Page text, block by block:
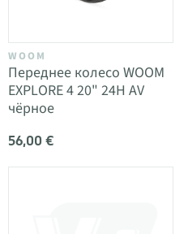
WOOM
Переднее колесо WOOM
EXPLORE 4 20" 24H AV
чёрное
56,00 €